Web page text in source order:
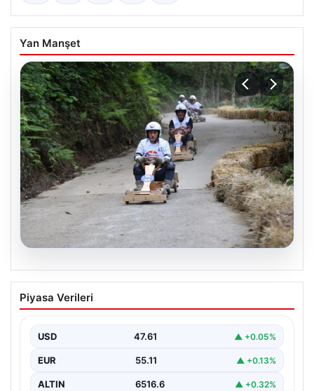
Yan Manşet
03.08.2026
Rize’de Renkli Tahta Araba Yarışları
Heyecan Yarattı
geleneksel hale gelen 16. Red Bull Formulaz Tahta…
Piyasa Verileri
USD 47.61 ▲ +0.05%
EUR 55.11 ▲ +0.13%
ALTIN 6516.6 ▲ +0.32%